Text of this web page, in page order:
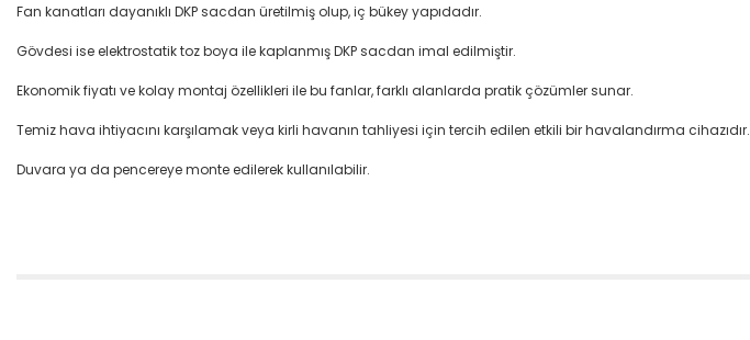
Fan kanatları dayanıklı DKP sacdan üretilmiş olup, iç bükey yapıdadır.
Gövdesi ise elektrostatik toz boya ile kaplanmış DKP sacdan imal edilmiştir.
Ekonomik fiyatı ve kolay montaj özellikleri ile bu fanlar, farklı alanlarda pratik çözümler sunar.
Temiz hava ihtiyacını karşılamak veya kirli havanın tahliyesi için tercih edilen etkili bir havalandırma cihazıdır.
Duvara ya da pencereye monte edilerek kullanılabilir.